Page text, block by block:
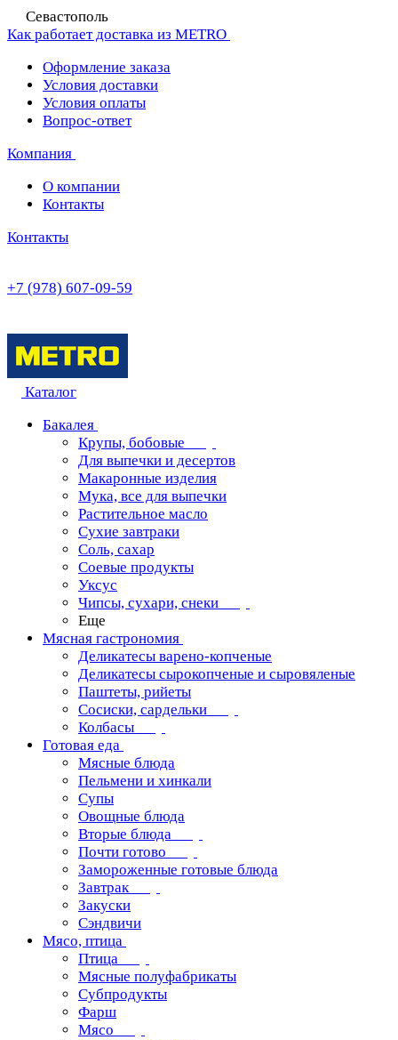
Севастополь
Как работает доставка из METRO
Оформление заказа
Условия доставки
Условия оплаты
Вопрос-ответ
Компания
О компании
Контакты
Контакты
+7 (978) 607-09-59
Каталог
Бакалея
Крупы, бобовые
Для выпечки и десертов
Макаронные изделия
Мука, все для выпечки
Растительное масло
Сухие завтраки
Соль, сахар
Соевые продукты
Уксус
Чипсы, сухари, снеки
Еще
Мясная гастрономия
Деликатесы варено-копченые
Деликатесы сырокопченые и сыровяленые
Паштеты, рийеты
Сосиски, сардельки
Колбасы
Готовая еда
Мясные блюда
Пельмени и хинкали
Супы
Овощные блюда
Вторые блюда
Почти готово
Замороженные готовые блюда
Завтрак
Закуски
Сэндвичи
Мясо, птица
Птица
Мясные полуфабрикаты
Субпродукты
Фарш
Мясо